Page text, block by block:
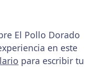
El Pollo Dorado
en este
para escribir tu